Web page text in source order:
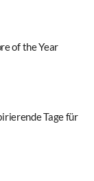
of the Year
Tage für